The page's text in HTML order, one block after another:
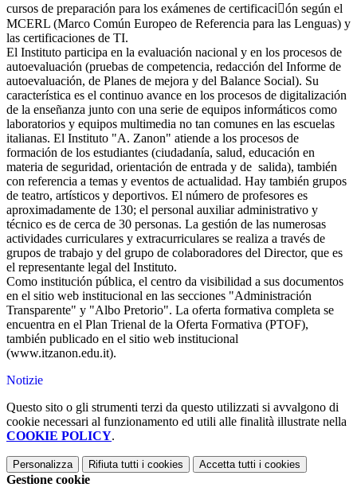
cursos de preparación para los exámenes de certificaciٔón según el
MCERL (Marco Común Europeo de Referencia para las Lenguas) y
las certificaciones de TI.
El Instituto participa en la evaluación nacional y en los procesos de
autoevaluación (pruebas de competencia, redacción del Informe de
autoevaluación, de Planes de mejora y del Balance Social). Su
característica es el continuo avance en los procesos de digitalización
de la enseñanza junto con una serie de equipos informáticos como
laboratorios y equipos multimedia no tan comunes en las escuelas
italianas. El Instituto "A. Zanon" atiende a los procesos de
formación de los estudiantes (ciudadanía, salud, educación en
materia de seguridad, orientación de entrada y de salida), también
con referencia a temas y eventos de actualidad. Hay también grupos
de teatro, artísticos y deportivos. El número de profesores es
aproximadamente de 130; el personal auxiliar administrativo y
técnico es de cerca de 30 personas. La gestión de las numerosas
actividades curriculares y extracurriculares se realiza a través de
grupos de trabajo y del grupo de colaboradores del Director, que es
el representante legal del Instituto.
Como institución pública, el centro da visibilidad a sus documentos
en el sitio web institucional en las secciones "Administración
Transparente" y "Albo Pretorio". La oferta formativa completa se
encuentra en el Plan Trienal de la Oferta Formativa (PTOF),
también publicado en el sitio web institucional
(www.itzanon.edu.it).
Notizie
Questo sito o gli strumenti terzi da questo utilizzati si avvalgono di
cookie necessari al funzionamento ed utili alle finalità illustrate nella
COOKIE POLICY.
Personalizza Rifiuta tutti i cookies Accetta tutti i cookies
Gestione cookie